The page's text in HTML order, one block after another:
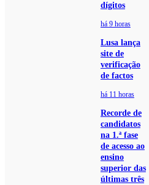
dígitos
há 9 horas
Lusa lança
site de
verificação
de factos
há 11 horas
Recorde de
candidatos
na 1.ª fase
de acesso ao
ensino
superior das
últimas três